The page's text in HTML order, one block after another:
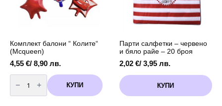
Комплект балони “ Колите“
(Mcqueen)
4,55 €/ 8,90 лв.
количество
за
Комплект
балони
КУПИ
Парти салфетки – червено
и бяло райе – 20 броя
2,02 €/ 3,95 лв.
КУПИ